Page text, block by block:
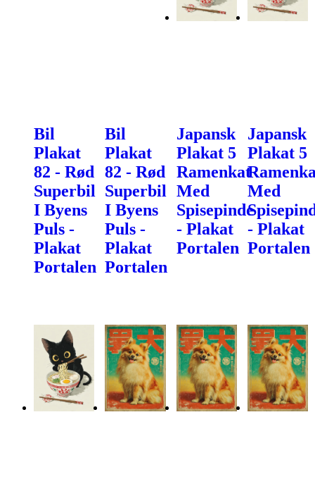
Bil
Plakat
82 - Rød
Superbil
I Byens
Puls -
Plakat
Portalen
Bil
Plakat
82 - Rød
Superbil
I Byens
Puls -
Plakat
Portalen
Japansk
Plakat 5
Ramenkat
Med
Spisepinde
- Plakat
Portalen
Japansk
Plakat 5
Med
- Plakat
Portalen